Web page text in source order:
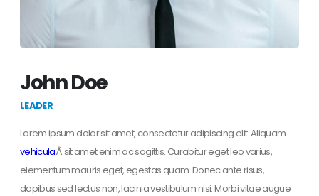
John Doe
LEADER
Lorem ipsum dolor sit amet, consectetur adipiscing elit. Aliquam
vehiculaÂ sit amet enim ac sagittis. Curabitur eget leo varius,
elementum mauris eget, egestas quam. Donec ante risus,
dapibus sed lectus non, lacinia vestibulum nisi. Morbi vitae augue